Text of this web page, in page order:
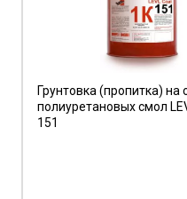
Грунтовка (пропитка) на
полиуретановых смол
151